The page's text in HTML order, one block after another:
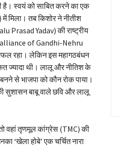
है। स्वयं को साबित करने का एक
मिला। तब किशोर ने नीतीश
Prasad Yadav) की राष्ट्रीय
of Gandhi-Nehru
रहा। लेकिन इस महागठबंधन
ज्यादा थी। लालू और नीतिश के
से भाजपा को कौन रोक पाया।
सुशासन बाबू वाले छवि और लालू
वहां तृणमूल कांग्रेस (TMC) की
‘खेला होबे’ एक चर्चित नारा